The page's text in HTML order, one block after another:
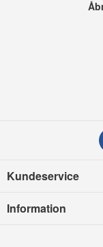
Kundeservice
Information